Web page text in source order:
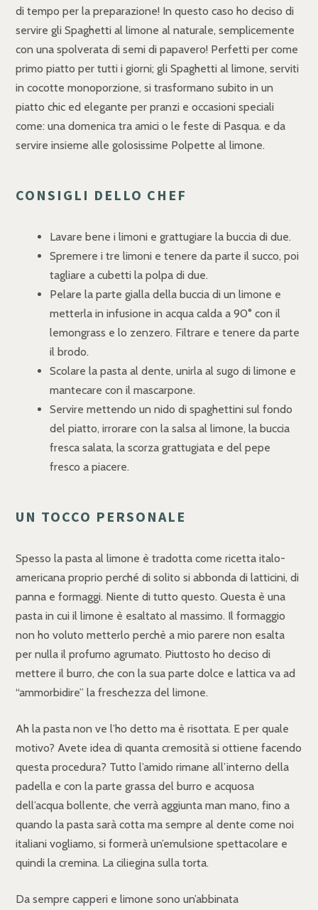
di tempo per la preparazione! In questo caso ho deciso di
servire gli Spaghetti al limone al naturale, semplicemente
con una spolverata di semi di papavero! Perfetti per come
primo piatto per tutti i giorni; gli Spaghetti al limone, serviti
in cocotte monoporzione, si trasformano subito in un
piatto chic ed elegante per pranzi e occasioni speciali
come: una domenica tra amici o le feste di Pasqua. e da
servire insieme alle golosissime Polpette al limone.
CONSIGLI DELLO CHEF
Lavare bene i limoni e grattugiare la buccia di due.
Spremere i tre limoni e tenere da parte il succo, poi
tagliare a cubetti la polpa di due.
Pelare la parte gialla della buccia di un limone e
metterla in infusione in acqua calda a 90° con il
lemongrass e lo zenzero. Filtrare e tenere da parte
il brodo.
Scolare la pasta al dente, unirla al sugo di limone e
mantecare con il mascarpone.
Servire mettendo un nido di spaghettini sul fondo
del piatto, irrorare con la salsa al limone, la buccia
fresca salata, la scorza grattugiata e del pepe
fresco a piacere.
UN TOCCO PERSONALE
Spesso la pasta al limone è tradotta come ricetta italo-
americana proprio perché di solito si abbonda di latticini, di
panna e formaggi. Niente di tutto questo. Questa è una
pasta in cui il limone è esaltato al massimo. Il formaggio
non ho voluto metterlo perchè a mio parere non esalta
per nulla il profumo agrumato. Piuttosto ho deciso di
mettere il burro, che con la sua parte dolce e lattica va ad
“ammorbidire” la freschezza del limone.
Ah la pasta non ve l’ho detto ma è risottata. E per quale
motivo? Avete idea di quanta cremosità si ottiene facendo
questa procedura? Tutto l’amido rimane all’interno della
padella e con la parte grassa del burro e acquosa
dell’acqua bollente, che verrà aggiunta man mano, fino a
quando la pasta sarà cotta ma sempre al dente come noi
italiani vogliamo, si formerà un’emulsione spettacolare e
quindi la cremina. La ciliegina sulla torta.
Da sempre capperi e limone sono un’abbinata